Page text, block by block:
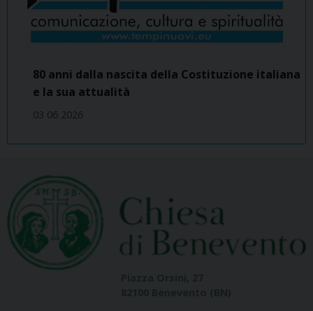
80 anni dalla nascita della Costituzione italiana
e la sua attualità
03 06 2026